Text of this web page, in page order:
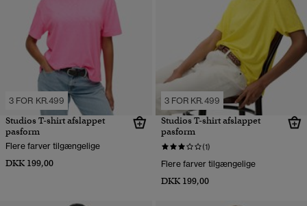
3 FOR KR.499
Studios T-shirt afslappet
pasform
Flere farver tilgængelige
DKK 199,00
3 FOR KR.499
Studios T-shirt afslappet
pasform
(1)
Flere farver tilgængelige
DKK 199,00